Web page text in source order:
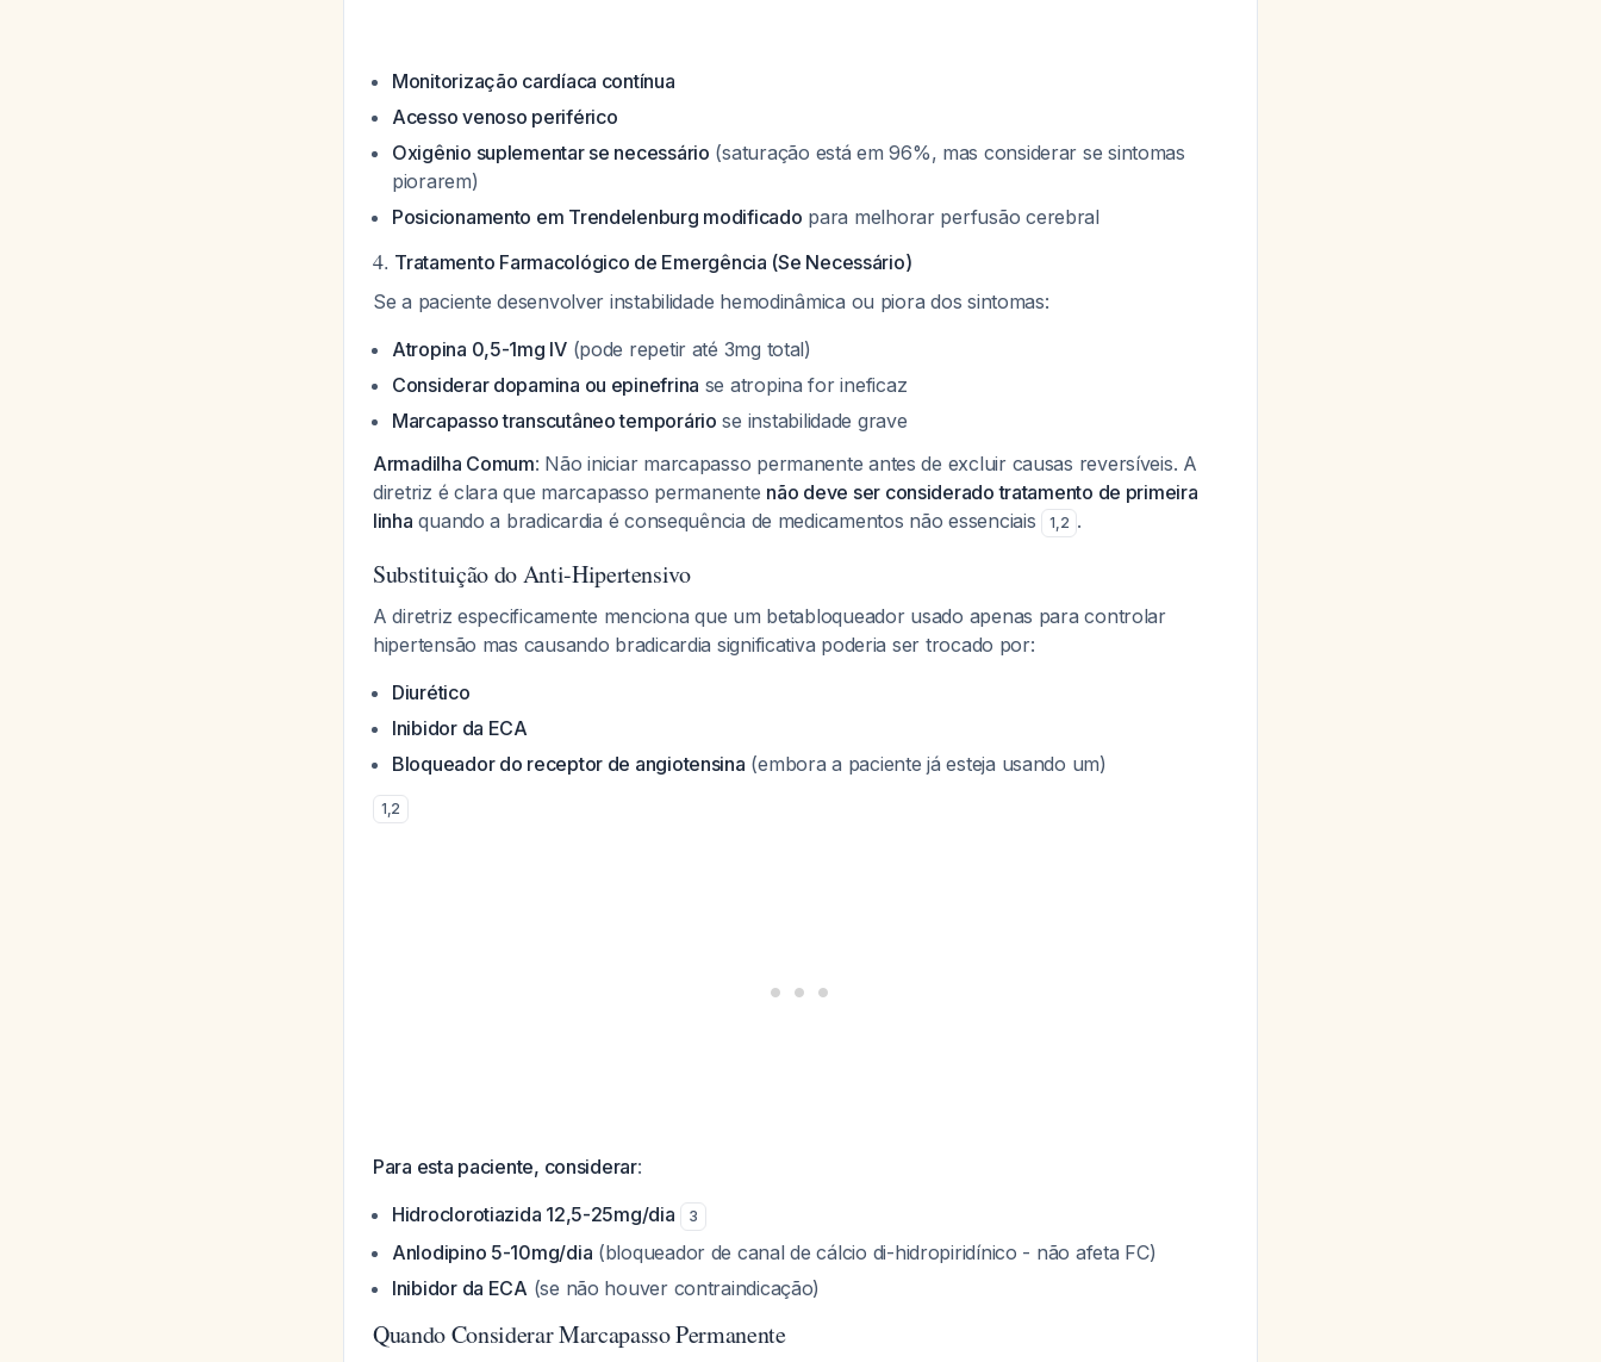
Monitorização cardíaca contínua
Acesso venoso periférico
Oxigênio suplementar se necessário (saturação está em 96%, mas considerar se sintomas
piorarem)
Posicionamento em Trendelenburg modificado para melhorar perfusão cerebral
4. Tratamento Farmacológico de Emergência (Se Necessário)
Se a paciente desenvolver instabilidade hemodinâmica ou piora dos sintomas:
Atropina 0,5-1mg IV(pode repetir até 3mg total)
Considerar dopamina ou epinefrina se atropina for ineficaz
Marcapasso transcutâneo temporário se instabilidade grave
Armadilha Comum: Não iniciar marcapasso permanente antes de excluir causas reversíveis. A
diretriz é clara que marcapasso permanente não deve ser considerado tratamento de primeira
linha quando a bradicardia é consequência de medicamentos não essenciais 1,2 .
Substituição do Anti-Hipertensivo
A diretriz especificamente menciona que um betabloqueador usado apenas para controlar
hipertensão mas causando bradicardia significativa poderia ser trocado por:
Diurético
Inibidor da ECA
Bloqueador do receptor de angiotensina (embora a paciente já esteja usando um)
1,2
Para esta paciente, considerar:
Hidroclorotiazida 12,5-25mg/dia
3
Anlodipino 5-10mg/dia (bloqueador de canal de cálcio di-hidropiridínico - não afeta FC)
Inibidor da ECA (se não houver contraindicação)
Quando Considerar Marcapasso Permanente